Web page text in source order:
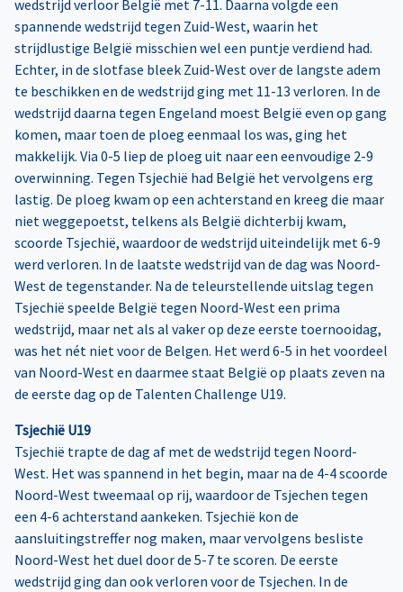
wedstrijd verloor België met 7-11. Daarna volgde een
spannende wedstrijd tegen Zuid-West, waarin het
strijdlustige België misschien wel een puntje verdiend had.
Echter, in de slotfase bleek Zuid-West over de langste adem
te beschikken en de wedstrijd ging met 11-13 verloren. In de
wedstrijd daarna tegen Engeland moest België even op gang
komen, maar toen de ploeg eenmaal los was, ging het
makkelijk. Via 0-5 liep de ploeg uit naar een eenvoudige 2-9
overwinning. Tegen Tsjechië had België het vervolgens erg
lastig. De ploeg kwam op een achterstand en kreeg die maar
niet weggepoetst, telkens als België dichterbij kwam,
scoorde Tsjechië, waardoor de wedstrijd uiteindelijk met 6-9
werd verloren. In de laatste wedstrijd van de dag was Noord-
West de tegenstander. Na de teleurstellende uitslag tegen
Tsjechië speelde België tegen Noord-West een prima
wedstrijd, maar net als al vaker op deze eerste toernooidag,
was het nét niet voor de Belgen. Het werd 6-5 in het voordeel
van Noord-West en daarmee staat België op plaats zeven na
de eerste dag op de Talenten Challenge U19.
Tsjechië U19
Tsjechië trapte de dag af met de wedstrijd tegen Noord-
West. Het was spannend in het begin, maar na de 4-4 scoorde
Noord-West tweemaal op rij, waardoor de Tsjechen tegen
een 4-6 achterstand aankeken. Tsjechië kon de
aansluitingstreffer nog maken, maar vervolgens besliste
Noord-West het duel door de 5-7 te scoren. De eerste
wedstrijd ging dan ook verloren voor de Tsjechen. In de